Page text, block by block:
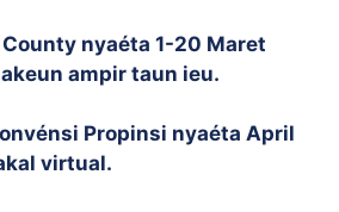
nyaéta 1-20 Maret
ampir taun ieu.
Propinsi nyaéta April
virtual.